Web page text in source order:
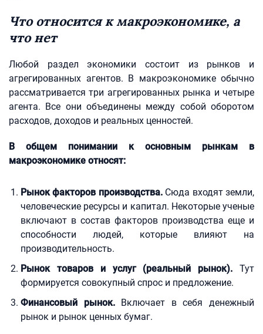
Что относится к макроэкономике, а
что нет
Любой раздел экономики состоит из рынков и
агрегированных агентов. В макроэкономике обычно
рассматривается три агрегированных рынка и четыре
агента. Все они объединены между собой оборотом
расходов, доходов и реальных ценностей.
В общем понимании к основным рынкам в
макроэкономике относят:
Рынок факторов производства.Сюда входят земли,
человеческие ресурсы и капитал. Некоторые ученые
включают в состав факторов производства еще и
способности людей, которые влияют на
производительность.
Рынок товаров и услуг (реальный рынок). Тут
формируется совокупный спрос и предложение.
Финансовый рынок.Включает в себя денежный
рынок и рынок ценных бумаг.